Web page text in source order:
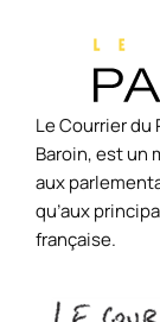
Le Courrier du
Baroin, est un
aux
qu’aux
française.